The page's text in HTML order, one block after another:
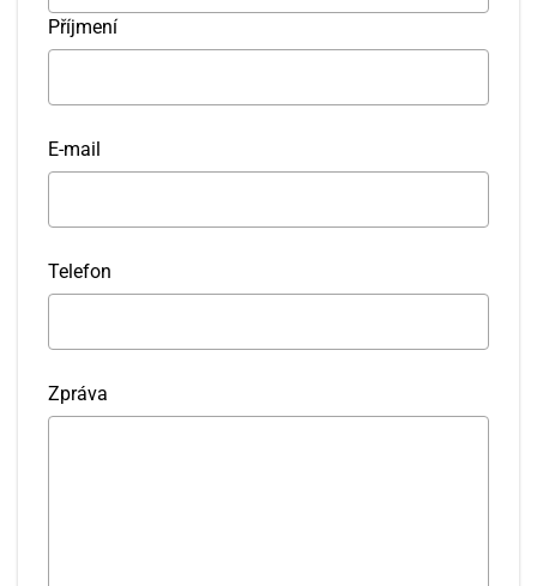
Příjmení
E-mail
Telefon
Zpráva